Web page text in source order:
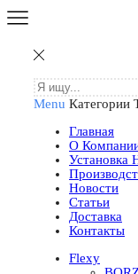
Menu Категории
Главная
О
Установка
Новости
Статьи
Доставка
Контакты
Flexy